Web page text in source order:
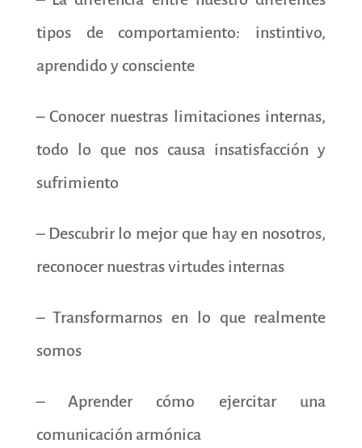
tipos de comportamiento: instintivo,
aprendido y consciente
– Conocer nuestras limitaciones internas,
todo lo que nos causa insatisfacción y
sufrimiento
– Descubrir lo mejor que hay en nosotros,
reconocer nuestras virtudes internas
– Transformarnos en lo que realmente
somos
– Aprender cómo ejercitar una
comunicación armónica